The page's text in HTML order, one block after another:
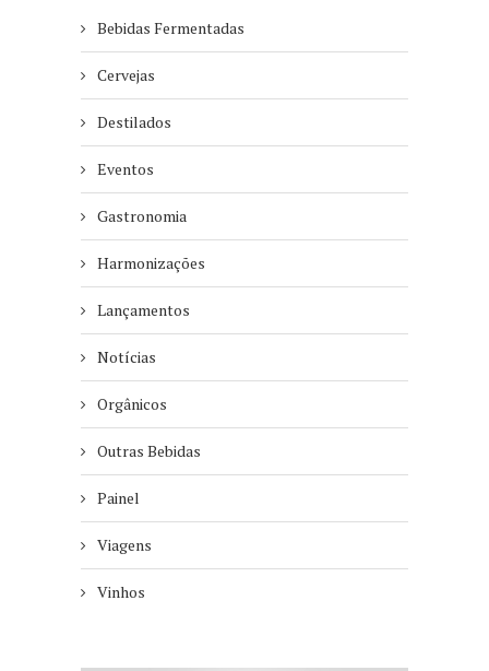
Bebidas Fermentadas
Cervejas
Destilados
Eventos
Gastronomia
Harmonizações
Lançamentos
Notícias
Orgânicos
Outras Bebidas
Painel
Viagens
Vinhos